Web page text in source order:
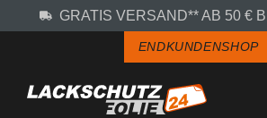
Zum Hauptinhalt springen
GRATIS VERSAND** AB 50 €
ENDKUNDENSHOP